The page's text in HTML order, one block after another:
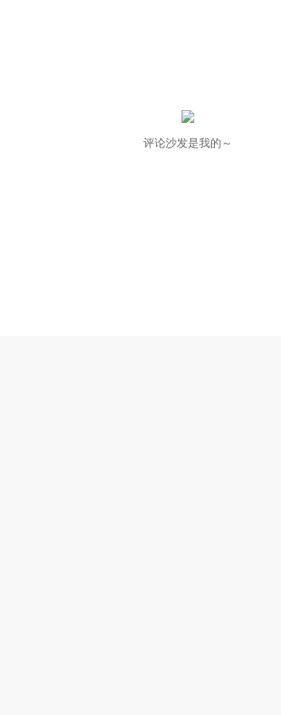
评论沙发是我的～